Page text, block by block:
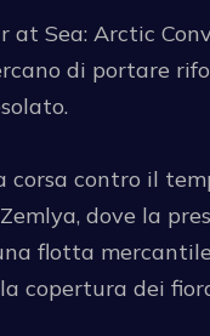
at Sea: Arctic
di portare
corsa contro il
dove la
flotta
copertura dei